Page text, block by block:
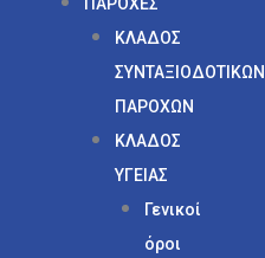
ΚΛΑΔΟΣ
ΣΥΝΤΑΞΙΟΔΟΤΙΚΩΝ
ΠΑΡΟΧΩΝ
ΚΛΑΔΟΣ
ΥΓΕΙΑΣ
Γενικοί
όροι